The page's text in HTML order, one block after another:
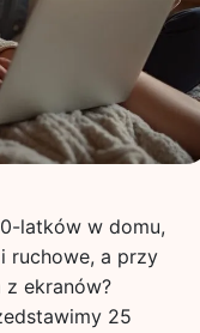
latków w domu,
ruchowe, a przy
z ekranów?
25